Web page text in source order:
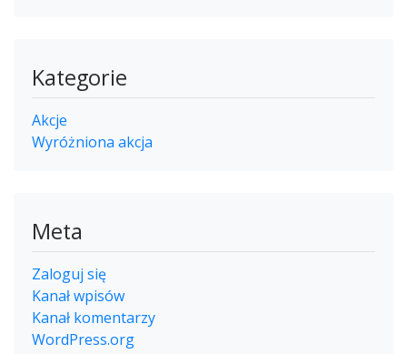
Kategorie
Akcje
Wyróżniona akcja
Meta
Zaloguj się
Kanał wpisów
Kanał komentarzy
WordPress.org